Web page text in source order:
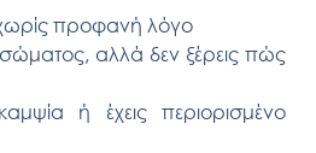
προφανή λόγο
, αλλά δεν ξέρεις πώς
ή έχεις περιορισμένο